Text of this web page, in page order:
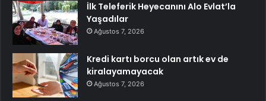
İlk Teleferik Heyecanını Alo Evlat’la
Yaşadılar
Ağustos 7, 2026
Kredi kartı borcu olan artık ev de
kiralayamayacak
Ağustos 7, 2026